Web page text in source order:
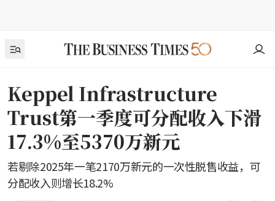
Keppel Infrastructure
Trust第一季度可分配收入下滑
17.3%至5370万新元
若剔除2025年一笔2170万新元的一次性脱售收益，可
分配收入则增长18.2%